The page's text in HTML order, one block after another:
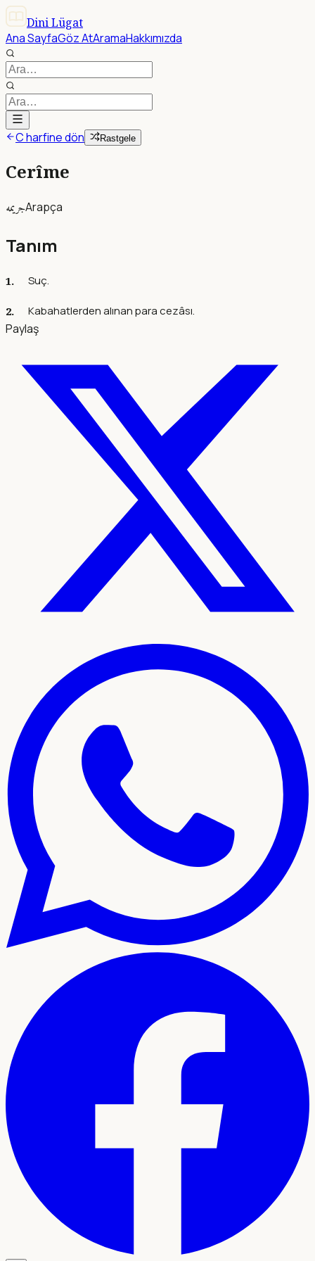
Dini Lügat
Ana SayfaGöz AtAramaHakkımızda
C harfine dön Rastgele
Cerîme
جريمهArapça
Tanım
Suç.
Kabahatlerden alınan para cezâsı.
Paylaş